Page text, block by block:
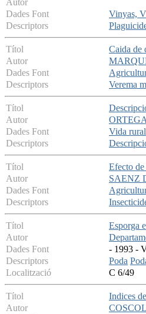
Autor
Dades Font
Vinyas,
Descriptors
Títol
Caida de
Autor
Dades Font
Descriptors
Verema
Títol
Autor
Dades Font
Vida
Descriptors
Títol
Efecto
Autor
SAENZ
Dades Font
Descriptors
Títol
Esporga
Autor
Dades Font
- 1993 -
Descriptors
Poda
Localització
C 6/49
Títol
Indices
Autor